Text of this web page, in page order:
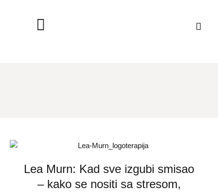
Lea Murn: Kad sve izgubi smisao
– kako se nositi sa stresom,